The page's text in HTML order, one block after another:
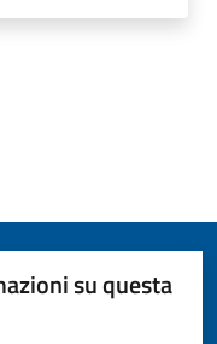
su questa